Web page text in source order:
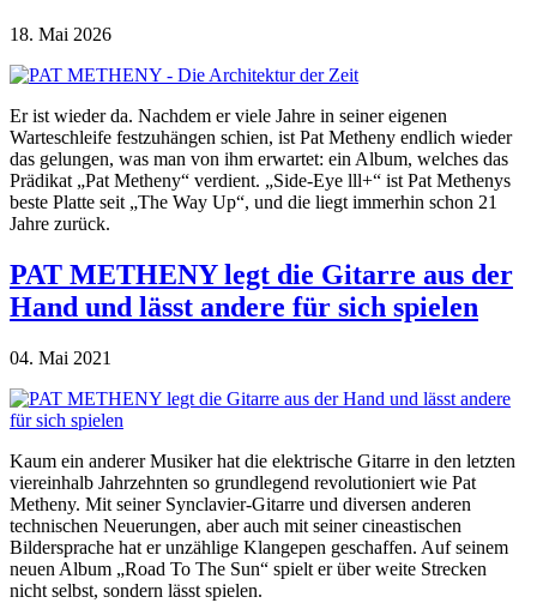
18. Mai 2026
Er ist wieder da. Nachdem er viele Jahre in seiner eigenen
Warteschleife festzuhängen schien, ist Pat Metheny endlich wieder
das gelungen, was man von ihm erwartet: ein Album, welches das
Prädikat „Pat Metheny“ verdient. „Side-Eye lll+“ ist Pat Methenys
beste Platte seit „The Way Up“, und die liegt immerhin schon 21
Jahre zurück.
PAT METHENY legt die Gitarre aus der
Hand und lässt andere für sich spielen
04. Mai 2021
Kaum ein anderer Musiker hat die elektrische Gitarre in den letzten
viereinhalb Jahrzehnten so grundlegend revolutioniert wie Pat
Metheny. Mit seiner Synclavier-Gitarre und diversen anderen
technischen Neuerungen, aber auch mit seiner cineastischen
Bildersprache hat er unzählige Klangepen geschaffen. Auf seinem
neuen Album „Road To The Sun“ spielt er über weite Strecken
nicht selbst, sondern lässt spielen.